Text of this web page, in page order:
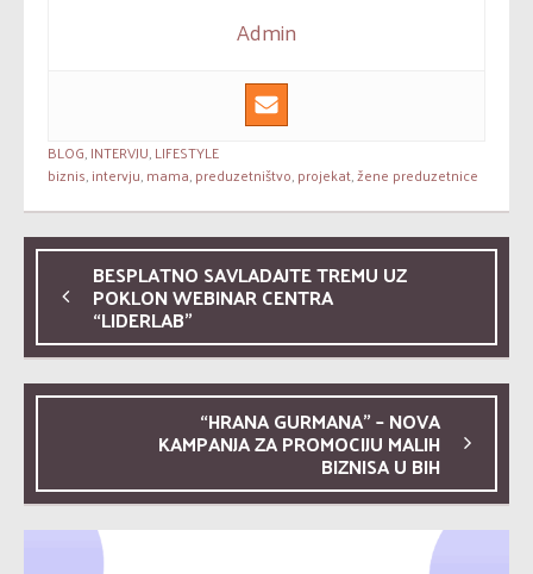
Admin
BLOG,INTERVJU,LIFESTYLE
biznis,intervju,mama,preduzetništvo,projekat,žene preduzetnice
BESPLATNO SAVLADAJTE TREMU UZ
POKLON WEBINAR CENTRA
“LIDERLAB”
“HRANA GURMANA” – NOVA
KAMPANJA ZA PROMOCIJU MALIH
BIZNISA U BIH